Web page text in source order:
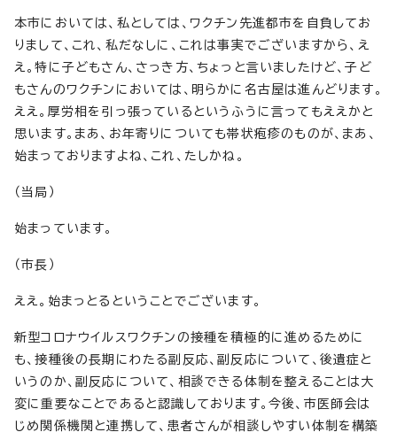
本市においては、私としては、ワクチン先進都市を自負してお
りまして、これ、私だなしに、これは事実でございますから、え
え。特に子どもさん、さっき方、ちょっと言いましたけど、子ど
もさんのワクチンにおいては、明らかに名古屋は進んどります。
ええ。厚労相を引っ張っているというふうに言ってもええかと
思います。まあ、お年寄りについても帯状疱疹のものが、まあ、
始まっておりますよね、これ、たしかね。
（当局）
始まっています。
（市長）
ええ。始まっとるということでございます。
新型コロナウイルスワクチンの接種を積極的に進めるために
も、接種後の長期にわたる副反応、副反応について、後遺症と
いうのか、副反応について、相談できる体制を整えることは大
変に重要なことであると認識しております。今後、市医師会は
じめ関係機関と連携して、患者さんが相談しやすい体制を構築